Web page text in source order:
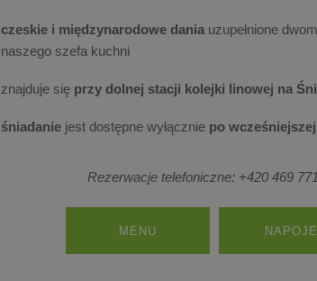
czeskie i międzynarodowe dania uzupełnione
naszego szefa kuchni
znajduje się przy dolnej stacji kolejki linowej na
śniadanie jest dostępne wyłącznie po
Rezerwacje telefoniczne: +420 469
MENU NAPOJE